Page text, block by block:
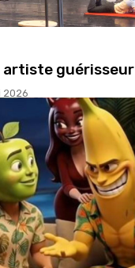
artiste guérisseur
2026